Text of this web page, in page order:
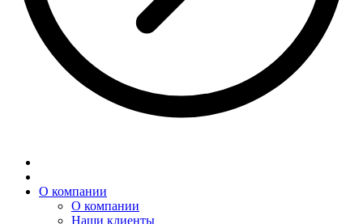
О компании
О компании
Наши клиенты